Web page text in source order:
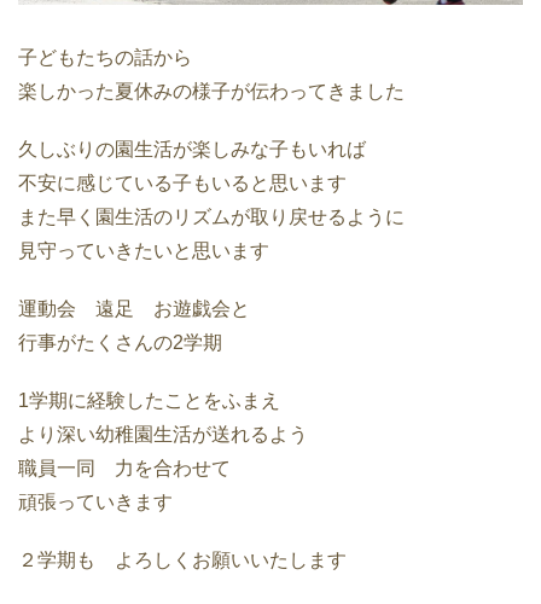
子どもたちの話から
楽しかった夏休みの様子が伝わってきました
久しぶりの園生活が楽しみな子もいれば
不安に感じている子もいると思います
また早く園生活のリズムが取り戻せるように
見守っていきたいと思います
運動会 遠足 お遊戯会と
行事がたくさんの2学期
1学期に経験したことをふまえ
より深い幼稚園生活が送れるよう
職員一同 力を合わせて
頑張っていきます
２学期も よろしくお願いいたします